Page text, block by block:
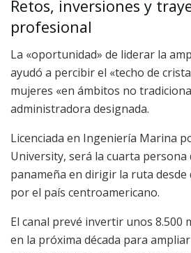
Retos, inversiones y
profesional
La «oportunidad» de liderar la
ayudó a percibir el «techo de
mujeres «en ámbitos no
administradora designada.
Licenciada en Ingeniería Marina
University, será la cuarta persona
panameña en dirigir la ruta desde
por el país centroamericano.
El canal prevé invertir unos 8.500
en la próxima década para